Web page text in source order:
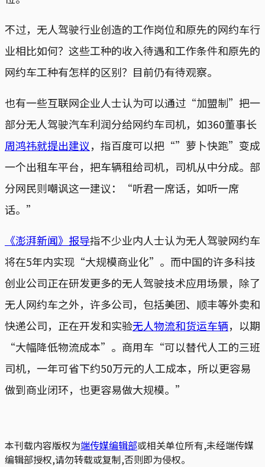
不过，无人驾驶行业创造的工作岗位和原先的网约车行
业相比如何？这些工种的收入待遇和工作条件和原先的
网约车工种有怎样的区别？目前仍有待观察。
也有一些互联网企业人士认为可以通过“加盟制”把一
部分无人驾驶汽车利润分给网约车司机，如360董事长
周鸿祎就提出建议，指百度可以把“”萝卜快跑”变成
一个出租车平台，把车辆租给司机，司机从中分成。部
分网民则嘲讽这一建议：“听君一席话，如听一席
话。”
《澎湃新闻》报导指不少业内人士认为无人驾驶网约车
将在5年内实现“大规模商业化”。而中国的许多科技
创业公司正在研发更多的无人驾驶技术应用场景，除了
无人网约车之外，许多公司，包括美团、顺丰等外卖和
快递公司，正在开发和实验无人物流和货运车辆，以期
“大幅降低物流成本”。商用车“可以替代人工的三班
司机，一年可省下约50万元的人工成本，所以更容易
做到商业闭环，也更容易做大规模。”
本刊载内容版权为端传媒编辑部或相关单位所有,未经端传媒
编辑部授权,请勿转载或复制,否则即为侵权。